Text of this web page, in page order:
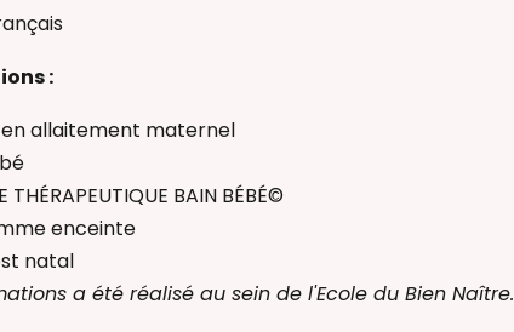
Massage femme enceinte
:
allaitement maternel
BAIN BÉBÉ©
enceinte
natal
a été réalisé au sein de l'Ecole du Bien Naître.